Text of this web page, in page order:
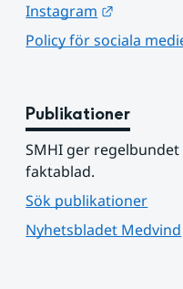
Instagram
Policy för sociala
Publikationer
SMHI ger
faktablad.
Sök publikationer
Nyhetsbladet Medvind